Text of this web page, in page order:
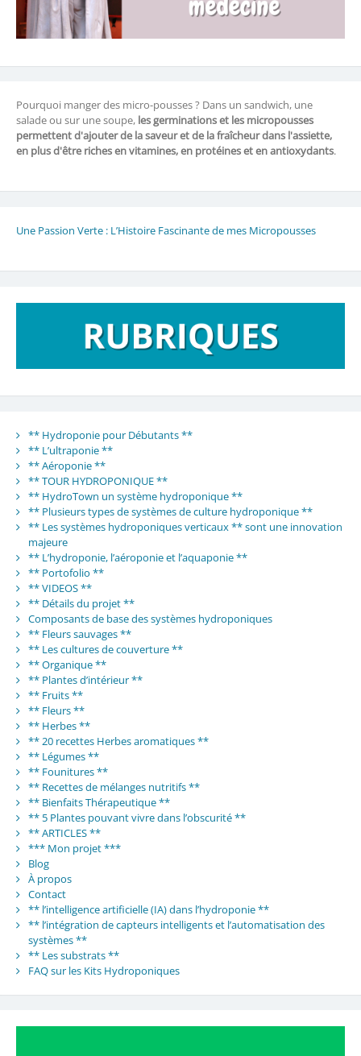
Pourquoi manger des micro-pousses ? Dans un sandwich, une
salade ou sur une soupe, les germinations et les micropousses
permettent d'ajouter de la saveur et de la fraîcheur dans l'assiette,
en plus d'être riches en vitamines, en protéines et en antioxydants.
Une Passion Verte : L’Histoire Fascinante de mes Micropousses
** Hydroponie pour Débutants **
** L’ultraponie **
** Aéroponie **
** TOUR HYDROPONIQUE **
** HydroTown un système hydroponique **
** Plusieurs types de systèmes de culture hydroponique **
** Les systèmes hydroponiques verticaux ** sont une innovation
majeure
** L’hydroponie, l’aéroponie et l’aquaponie **
** Portofolio **
** VIDEOS **
** Détails du projet **
Composants de base des systèmes hydroponiques
** Fleurs sauvages **
** Les cultures de couverture **
** Organique **
** Plantes d’intérieur **
** Fruits **
** Fleurs **
** Herbes **
** 20 recettes Herbes aromatiques **
** Légumes **
** Founitures **
** Recettes de mélanges nutritifs **
** Bienfaits Thérapeutique **
** 5 Plantes pouvant vivre dans l’obscurité **
** ARTICLES **
*** Mon projet ***
Blog
À propos
Contact
** l’intelligence artificielle (IA) dans l’hydroponie **
** l’intégration de capteurs intelligents et l’automatisation des
systèmes **
** Les substrats **
FAQ sur les Kits Hydroponiques